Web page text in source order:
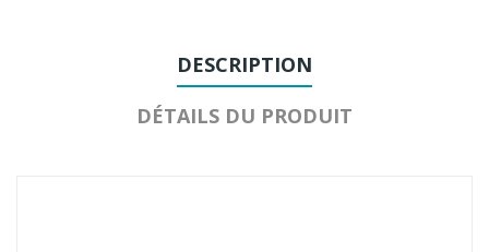
DESCRIPTION
DÉTAILS DU PRODUIT